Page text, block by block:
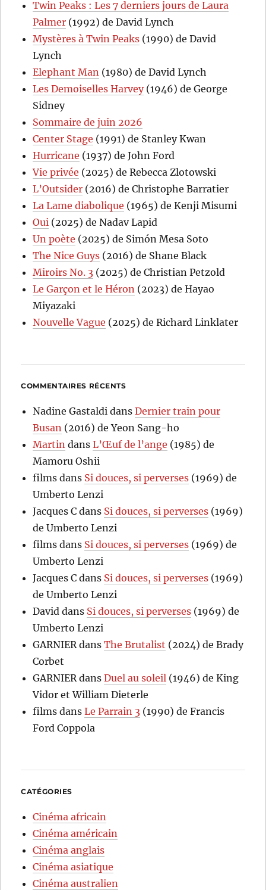
Twin Peaks : Les 7 derniers jours de Laura
Palmer (1992) de David Lynch
Mystères à Twin Peaks (1990) de David
Lynch
Elephant Man (1980) de David Lynch
Les Demoiselles Harvey(1946) de George
Sidney
Sommaire de juin 2026
Center Stage (1991) de Stanley Kwan
Hurricane (1937) de John Ford
Vie privée (2025) de Rebecca Zlotowski
L’Outsider (2016) de Christophe Barratier
La Lame diabolique (1965) de Kenji Misumi
Oui (2025) de Nadav Lapid
Un poète (2025) de Simón Mesa Soto
The Nice Guys (2016) de Shane Black
Miroirs No. 3 (2025) de Christian Petzold
Le Garçon et le Héron (2023) de Hayao
Miyazaki
Nouvelle Vague (2025) de Richard Linklater
COMMENTAIRES RÉCENTS
Nadine Gastaldi dansDernier train pour
Busan (2016) de Yeon Sang-ho
Martin dansL’Œuf de l’ange (1985) de
Mamoru Oshii
films dans Si douces, si perverses (1969) de
Umberto Lenzi
Jacques C dans Si douces, si perverses (1969)
de Umberto Lenzi
films dans Si douces, si perverses (1969) de
Umberto Lenzi
Jacques C dans Si douces, si perverses (1969)
de Umberto Lenzi
David dans Si douces, si perverses (1969) de
Umberto Lenzi
GARNIER dansThe Brutalist (2024) de Brady
Corbet
GARNIER dansDuel au soleil (1946) de King
Vidor et William Dieterle
films dansLe Parrain 3 (1990) de Francis
Ford Coppola
CATÉGORIES
Cinéma africain
Cinéma américain
Cinéma anglais
Cinéma asiatique
Cinéma australien